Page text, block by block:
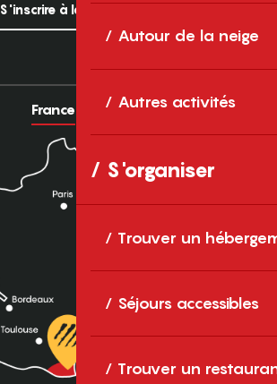
Autour de la neige
Autres activités
S'organiser
Trouver un
Séjours accessibles
Trouver un
S'inscrire à la newsletter
France Europe